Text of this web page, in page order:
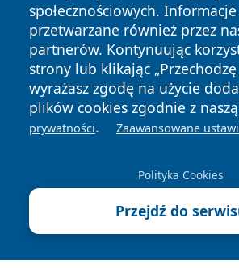
społecznościowych.
przetwarzane również przez
partnerów. Kontynuując
strony lub klikając
wyrażasz zgodę na użycie
plików cookies zgodnie z naszą
prywatności. Zaawansowane
Polityka Cookies
Przejdź do
Copyright © 2026 mojgorzow.pl
News Autorzy
Polityka
Prywatności